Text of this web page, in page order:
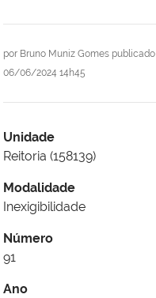
por Bruno Muniz Gomes publicado
06/06/2024 14h45
Unidade
Reitoria (158139)
Modalidade
Inexigibilidade
Número
91
Ano